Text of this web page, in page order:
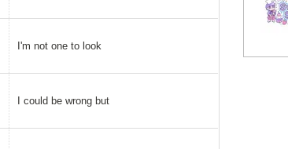
FAGEN DONALD JAY
FAGEN DONALD JAY
I'm not one to look
I could be wrong but